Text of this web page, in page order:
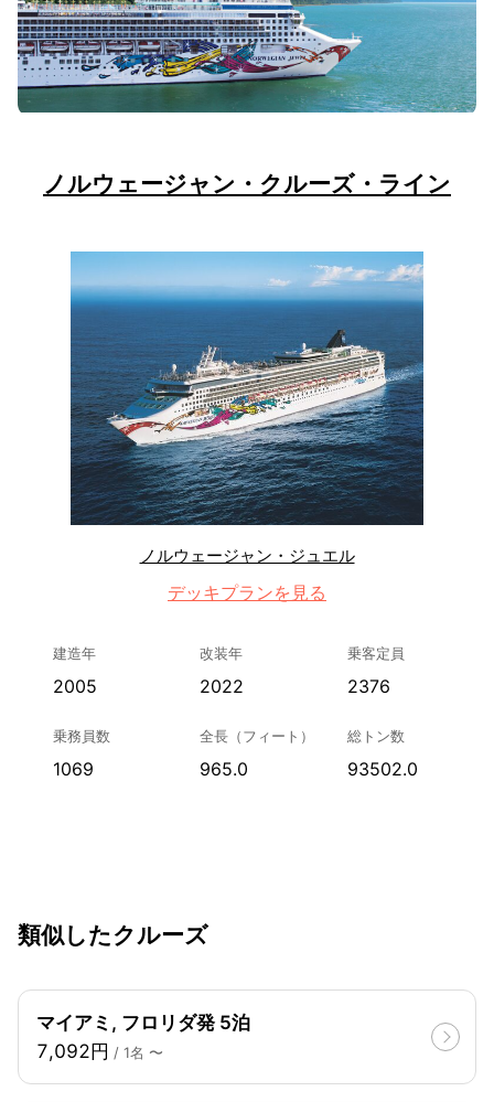
ノルウェージャン・クルーズ・ライン
ノルウェージャン・ジュエル
デッキプランを見る
建造年
2005
改装年
2022
乗客定員
2376
乗務員数
1069
全長（フィート）
965.0
総トン数
93502.0
類似したクルーズ
マイアミ, フロリダ発 5泊
7,092円 / 1名 〜